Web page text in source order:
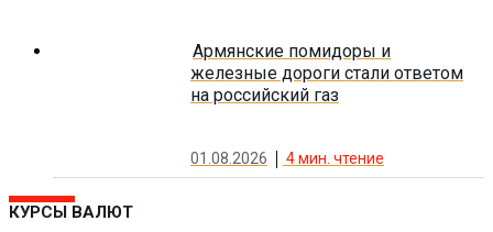
Армянские помидоры и
железные дороги стали ответом
на российский газ
01.08.2026 4мин. чтение
КУРСЫ ВАЛЮТ